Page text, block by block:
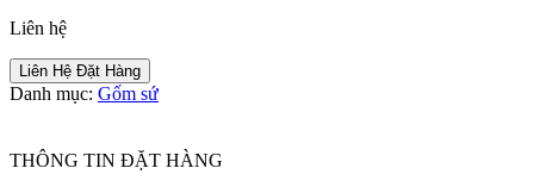
Liên hệ
Liên Hệ Đặt Hàng
Danh mục: Gốm sứ
THÔNG TIN ĐẶT HÀNG